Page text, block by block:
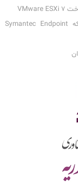
3. نصب و راه اندازی آنتی ویروس تحت شبکه Symantec Endpoint